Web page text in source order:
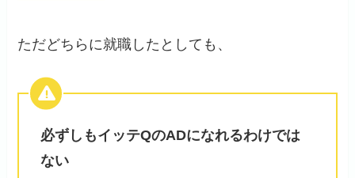
ただどちらに就職したとしても、
必ずしもイッテQのADになれるわけでは
ない